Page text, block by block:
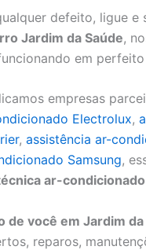
defeito, ligue e
Jardim da Saúde,
em
empresas
Electrolux,
, assistência ar-
Samsung,
ar-
você em Jardim da
reparos,